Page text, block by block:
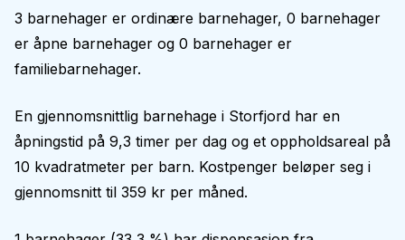
3 barnehager er ordinære barnehager, 0 barnehager
er åpne barnehager og 0 barnehager er
familiebarnehager.
En gjennomsnittlig barnehage i Storfjord har en
åpningstid på 9,3 timer per dag og et oppholdsareal på
10 kvadratmeter per barn. Kostpenger beløper seg i
gjennomsnitt til 359 kr per måned.